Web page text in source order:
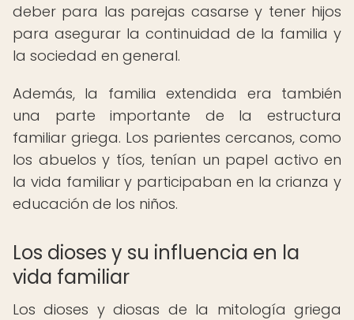
deber para las parejas casarse y tener hijos
para asegurar la continuidad de la familia y
la sociedad en general.
Además, la familia extendida era también
una parte importante de la estructura
familiar griega. Los parientes cercanos, como
los abuelos y tíos, tenían un papel activo en
la vida familiar y participaban en la crianza y
educación de los niños.
Los dioses y su influencia en la
vida familiar
Los dioses y diosas de la mitología griega